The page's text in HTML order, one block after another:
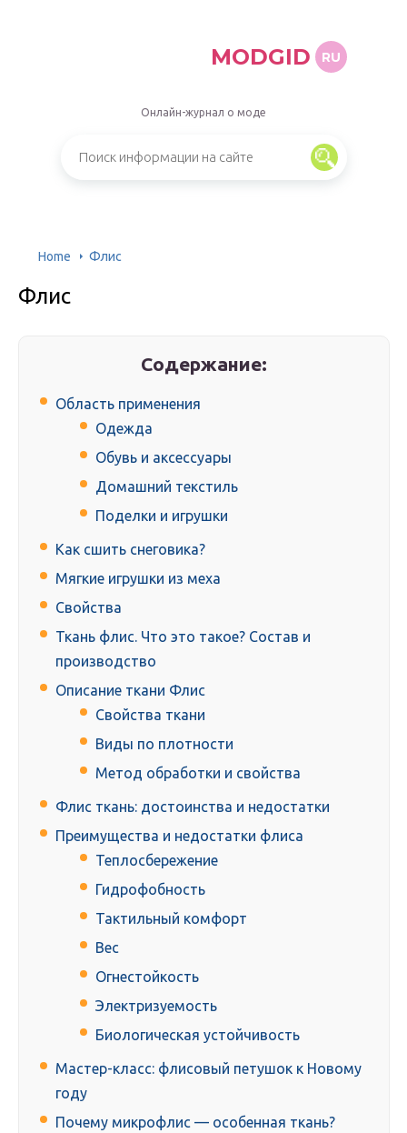
MODGID RU
Онлайн-журнал о моде
Home Флис
Флис
Содержание:
Область применения
Одежда
Обувь и аксессуары
Домашний текстиль
Поделки и игрушки
Как сшить снеговика?
Мягкие игрушки из меха
Свойства
Ткань флис. Что это такое? Состав и
производство
Описание ткани Флис
Свойства ткани
Виды по плотности
Метод обработки и свойства
Флис ткань: достоинства и недостатки
Преимущества и недостатки флиса
Теплосбережение
Гидрофобность
Тактильный комфорт
Вес
Огнестойкость
Электризуемость
Биологическая устойчивость
Мастер-класс: флисовый петушок к Новому
году
Почему микрофлис — особенная ткань?